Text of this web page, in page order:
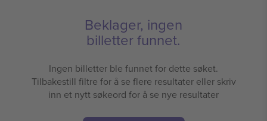
Beklager, ingen
billetter funnet.
Ingen billetter ble funnet for dette søket.
Tilbakestill filtre for å se flere resultater eller skriv
inn et nytt søkeord for å se nye resultater